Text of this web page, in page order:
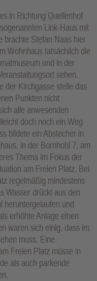
in Richtung Quellenhof
Link-Haus mit
brachte Stefan Naas hier
Wohnhaus tatsächlich die
und in der
sehen.
der Kirchgasse stelle das
Punkten nicht
alle anwesenden
doch noch ein Weg
bildete ein Abstecher in
in der Bornhohl 7, am
Thema im Fokus der
am Freien Platz. Bei
regelmäßig mindestens
Wasser drückt aus den
heruntergelaufen und
erhöhte Anlage einen
waren sich einig, dass im
muss. Eine
Freien Platz müsse in
als auch parkende